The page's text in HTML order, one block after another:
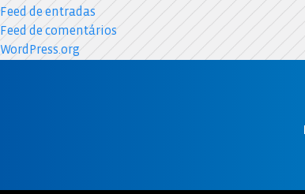
Feed de entradas
Feed de comentários
WordPress.org